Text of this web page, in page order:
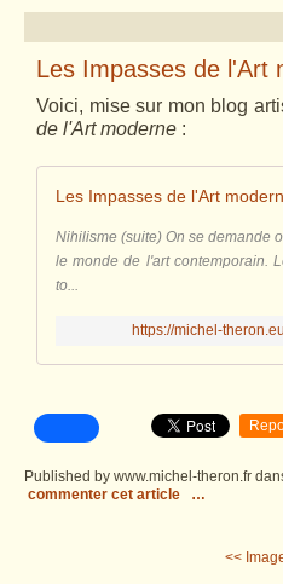
Les Impasses de l'Art
Voici, mise sur mon blog
de l'Art moderne :
Nihilisme (suite) On se demande
le monde de l'art contemporain.
to...
https://michel-
Published by www.michel-theron.fr
commenter cet article
…
<<